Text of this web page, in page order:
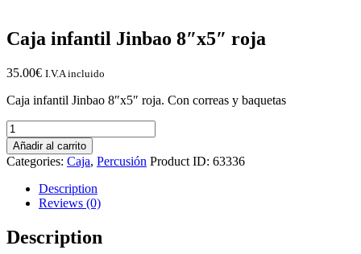
Caja infantil Jinbao 8″x5″ roja
35.00€ I.V.A incluido
Caja infantil Jinbao 8″x5″ roja. Con correas y baquetas
Caja
infantil
Jinbao
8"x5"
quantity
Añadir al carrito
Categories: Caja, Percusión Product ID: 63336
Description
Reviews (0)
Description